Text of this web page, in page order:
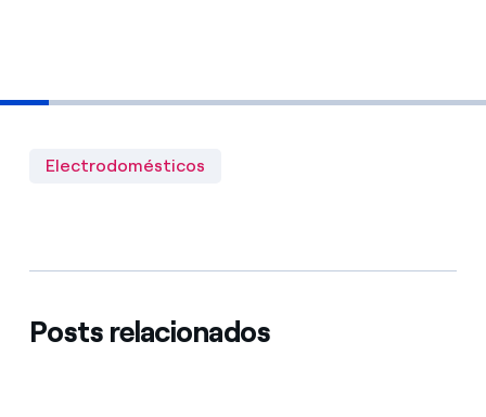
Electrodomésticos
Posts relacionados